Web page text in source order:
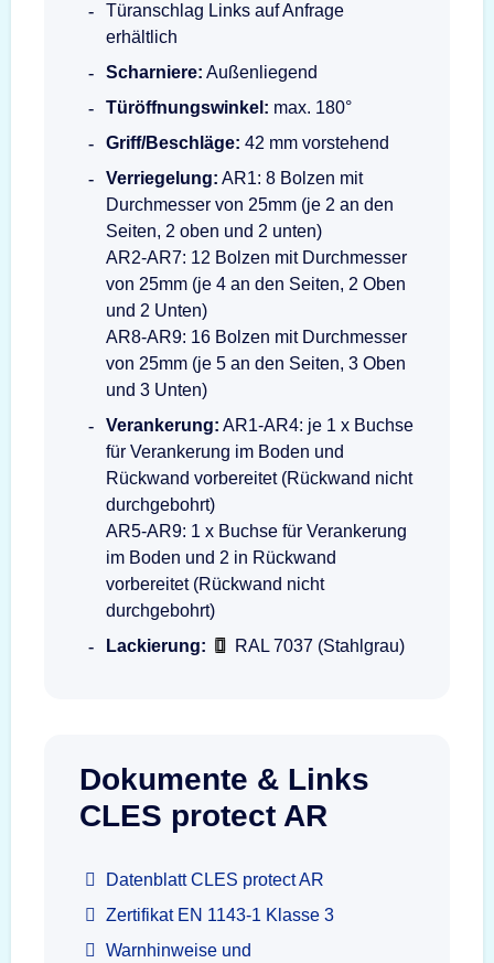
Türanschlag Links auf Anfrage
erhältlich
Scharniere: Außenliegend
Türöffnungswinkel: max. 180°
Griff/Beschläge: 42 mm vorstehend
Verriegelung: AR1: 8 Bolzen mit
Durchmesser von 25mm (je 2 an den
Seiten, 2 oben und 2 unten)
AR2-AR7: 12 Bolzen mit Durchmesser
von 25mm (je 4 an den Seiten, 2 Oben
und 2 Unten)
AR8-AR9: 16 Bolzen mit Durchmesser
von 25mm (je 5 an den Seiten, 3 Oben
und 3 Unten)
Verankerung: AR1-AR4: je 1 x Buchse
für Verankerung im Boden und
Rückwand vorbereitet (Rückwand nicht
durchgebohrt)
AR5-AR9: 1 x Buchse für Verankerung
im Boden und 2 in Rückwand
vorbereitet (Rückwand nicht
durchgebohrt)
Lackierung:
RAL 7037 (Stahlgrau)
Dokumente & Links
CLES protect AR
Datenblatt CLES protect AR
Zertifikat EN 1143-1 Klasse 3
Warnhinweise und